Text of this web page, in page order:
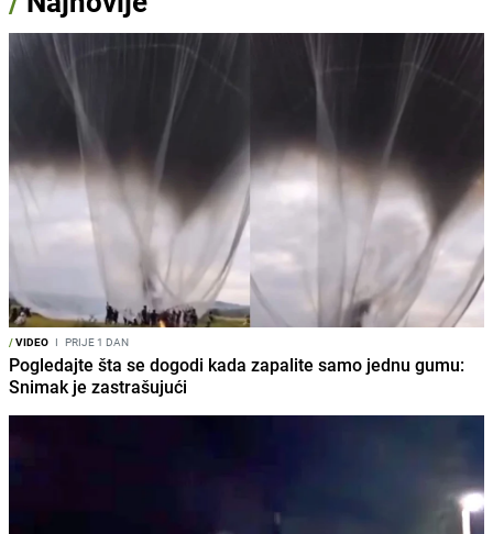
/VIDEO I PRIJE 1 DAN
Pogledajte šta se dogodi kada zapalite samo jednu gumu:
Snimak je zastrašujući